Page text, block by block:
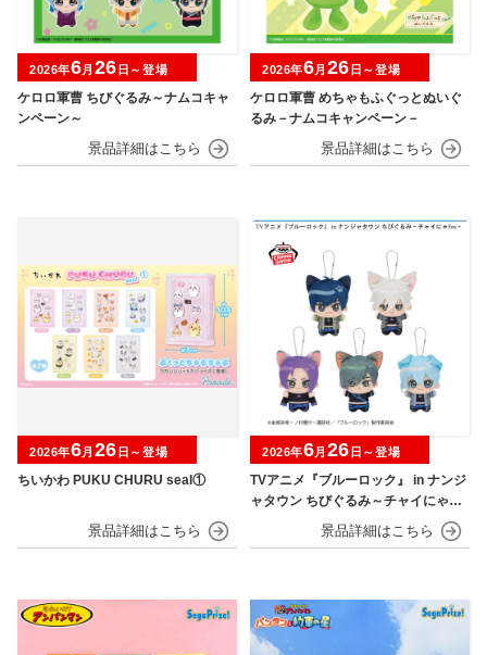
ケロロ軍曹 ちびぐるみ～ナムコキャ
ンペーン～
2026年6月 26 日～登場
ケロロ軍曹 めちゃもふぐっとぬいぐ
るみ－ナムコキャンペーン－
2026年6月 26 日～登場
ちいかわ PUKU CHURU seal①
2026年6月 26 日～登場
TVアニメ『ブルーロック』 in ナンジ
ャタウン ちびぐるみ～チャイにゃFe
2026年6月 26 日～登場